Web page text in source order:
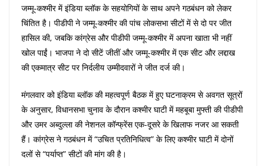
जम्मू-कश्मीर में इंडिया ब्लॉक के सहयोगियों के साथ अपने गठबंधन को लेकर
चिंतित है। पीडीपी ने जम्मू-कश्मीर की पांच लोकसभा सीटों में से दो पर जीत
हासिल की, जबकि कांग्रेस और पीडीपी जम्मू-कश्मीर में अपना खाता भी नहीं
खोल पाईं। भाजपा ने दो सीटें जीतीं और जम्मू-कश्मीर में एक सीट और लद्दाख
की एकमात्र सीट पर निर्दलीय उम्मीदवारों ने जीत दर्ज की।
मंगलवार को इंडिया ब्लॉक की महत्वपूर्ण बैठक में हुए घटनाक्रम से अवगत सूत्रों
के अनुसार, विधानसभा चुनाव के दौरान कश्मीर घाटी में महबूबा मुफ्ती की पीडीपी
और उमर अब्दुल्ला की नेशनल कॉन्फ्रेंस एक-दूसरे के खिलाफ नजर आ सकती
हैं। कांग्रेस ने गठबंधन में “उचित प्रतिनिधित्व” के लिए कश्मीर घाटी में दोनों
दलों से “पर्याप्त” सीटों की मांग की है।